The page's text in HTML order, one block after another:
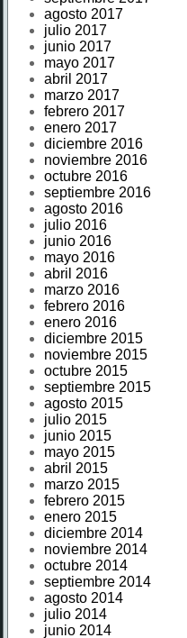
agosto 2017
julio 2017
junio 2017
mayo 2017
abril 2017
marzo 2017
febrero 2017
enero 2017
diciembre 2016
noviembre 2016
octubre 2016
septiembre 2016
agosto 2016
julio 2016
junio 2016
mayo 2016
abril 2016
marzo 2016
febrero 2016
enero 2016
diciembre 2015
noviembre 2015
octubre 2015
septiembre 2015
agosto 2015
julio 2015
junio 2015
mayo 2015
abril 2015
marzo 2015
febrero 2015
enero 2015
diciembre 2014
noviembre 2014
octubre 2014
septiembre 2014
agosto 2014
julio 2014
junio 2014